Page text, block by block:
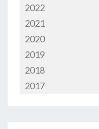
2022
2021
2020
2019
2018
2017